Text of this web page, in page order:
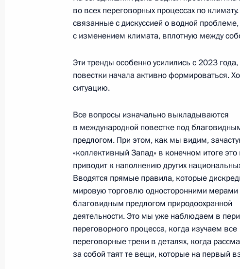
11 ноября 2025 года, вторник
Встреча с главой Республики Крым
11 ноября 2025 года, 13:30 Москва, Кремль
10 ноября 2025 года, понедельник
Встреча с председателем правления
Грефом
10 ноября 2025 года, 13:50 Москва, Кремль
6 ноября 2025 года, четверг
Заседание Совета по развитию
6 ноября 2025 года, 20:10 Самара
во всех переговорных процессах по
связанные с дискуссией о водной
с изменением климата, вплотную между
Эти тренды особенно усилились с 2023
повестки начала активно формироваться.
ситуацию.
Все вопросы изначально выкладываются
в международной повестке под
предлогом. При этом, как мы видим,
«коллективный Запад» в конечном итоге это
приводит к наполнению других
Вводятся прямые правила, которые
мировую торговлю односторонними мерами
благовидным предлогом природоохранной
деятельности. Это мы уже наблюдаем в
переговорного процесса, когда изучаем все
переговорные треки в деталях, когда
за собой таят те вещи, которые на первый